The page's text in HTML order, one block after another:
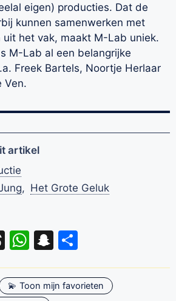
eigen) producties. Dat de
kunnen samenwerken met
het vak, maakt M-Lab uniek.
M-Lab al een belangrijke
Freek Bartels, Noortje Herlaar
Ven.
artikel
, Het Grote Geluk
Threads
WhatsApp
Snapchat
💫 Toon mijn favorieten